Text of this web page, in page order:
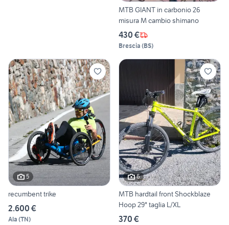
MTB GIANT in carbonio 26
misura M cambio shimano
430 €
Brescia (BS)
5
recumbent trike
2.600 €
Ala (TN)
6
MTB hardtail front Shockblaze
Hoop 29" taglia L/XL
370 €